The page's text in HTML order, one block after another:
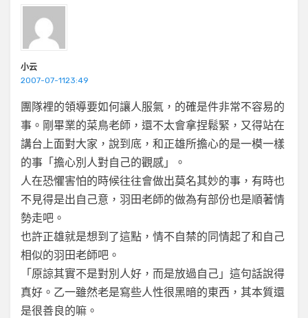
小云
2007-07-1123:49
團隊裡的領導要如何讓人服氣，的確是件非常不容易的
事。剛畢業的菜鳥老師，還不太會拿捏鬆緊，又得站在
講台上面對大家，說到底，和正雄所擔心的是一模一樣
的事「擔心別人對自己的觀感」。
人在恐懼害怕的時候往往會做出莫名其妙的事，有時也
不見得是出自己意，羽田老師的做為有部份也是順著情
勢走吧。
也許正雄就是想到了這點，情不自禁的同情起了和自己
相似的羽田老師吧。
「原諒其實不是對別人好，而是放過自己」這句話說得
真好。乙一雖然老是寫些人性很黑暗的東西，其本質還
是很善良的嘛。